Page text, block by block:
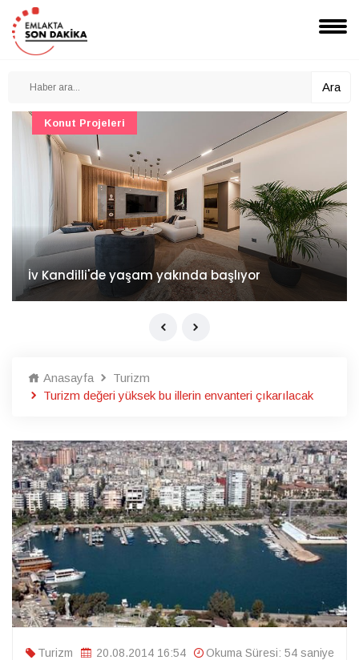
Ara
İv Kandilli'de yaşam yakında başlıyor
Konut Projeleri
Anasayfa
Turizm
Turizm değeri yüksek bu illerin envanteri çıkarılacak
Turizm 20.08.2014 16:54 Okuma Süresi: 54 saniye